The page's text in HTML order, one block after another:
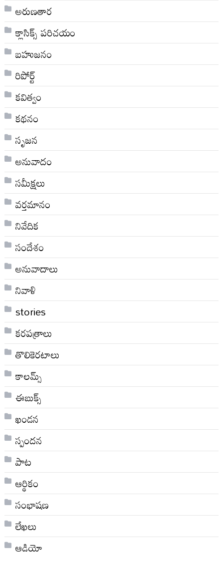
అరుణతార
క్లాసిక్స్ ప‌రిచ‌యం
బహుజనం
రిపోర్ట్
కవిత్వం
కథనం
సృజన
అనువాదం
సమీక్షలు
వర్తమానం
నివేదిక
సందేశం
అనువాదాలు
నివాళి
stories
కరపత్రాలు
తొలికెరటాలు
కాలమ్స్
ఈబుక్స్
ఖండన
స్పందన
పాట
ఆర్థికం
సంభాషణ
లేఖలు
ఆడియో